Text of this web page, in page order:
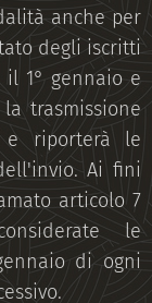
anche per
degli iscritti
1° gennaio e
trasmissione
e riporterà le
Ai fini
articolo 7
le
di ogni